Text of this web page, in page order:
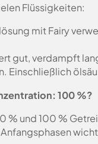
Flüssigkeiten:
mit Fairy
gut, verdampft
Einschließlich
100 %?
% und 100 %